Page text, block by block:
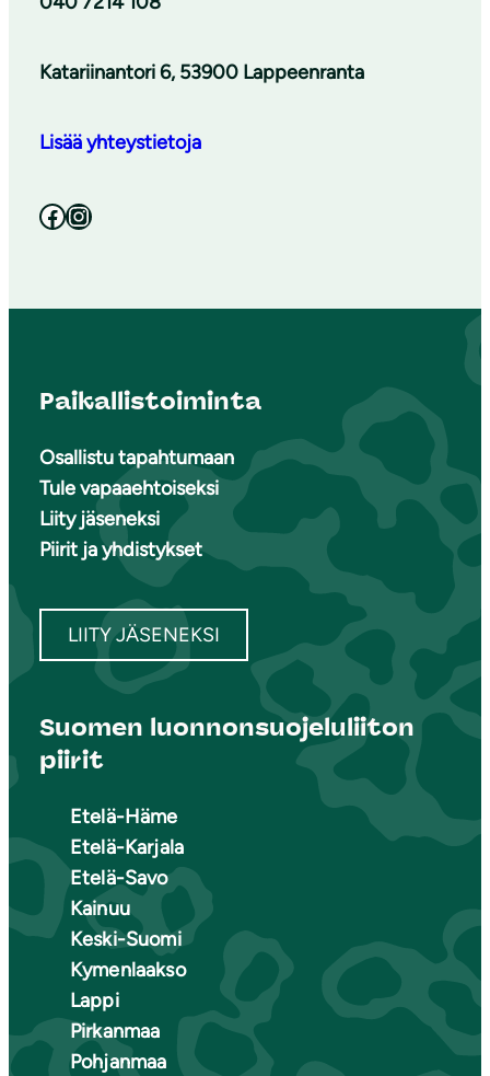
Katariinantori 6, 53900 Lappeenranta
Lisää yhteystietoja
Facebook Instagram
Paikallistoiminta
Osallistu tapahtumaan
Tule vapaaehtoiseksi
Liity jäseneksi
Piirit ja yhdistykset
LIITY JÄSENEKSI
Suomen luonnonsuojeluliiton
piirit
Etelä-Häme
Etelä-Karjala
Etelä-Savo
Kainuu
Keski-Suomi
Kymenlaakso
Lappi
Pirkanmaa
Pohjanmaa